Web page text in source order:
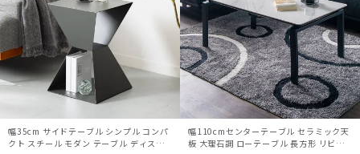
幅35cm サイドテーブル シンプル コンパ
クト スチール モダン テーブル ディスプ
幅110cmセンターテーブル セラミック天
板 大理石調 ローテーブル 長方形 リビン